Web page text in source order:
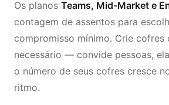
Os planos Teams, Mid-Market e
contagem de assentos para
compromisso mínimo. Crie cofres
necessário — convide pessoas,
o número de seus cofres cresce
ritmo.